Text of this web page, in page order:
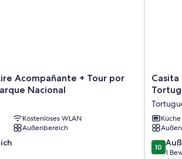
Acompañante + Tour por
Nacional
Kostenloses WLAN
Außenbereich
Casita
de
Plantas
Cerca
del
Parque
Nacional
Casita
Küche
10.0
von
10
1